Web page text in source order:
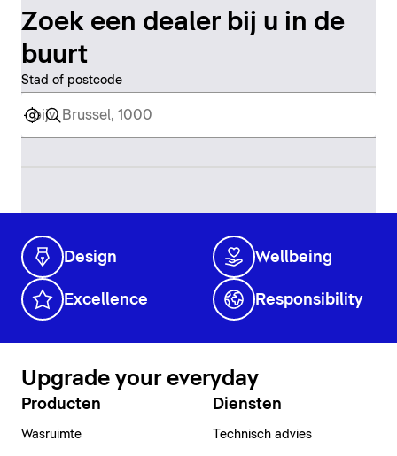
Zoek een dealer bij u in de
buurt
Stad of postcode
Design Wellbeing
Excellence Responsibility
Upgrade your everyday
Producten
Wasruimte
Diensten
Technisch advies